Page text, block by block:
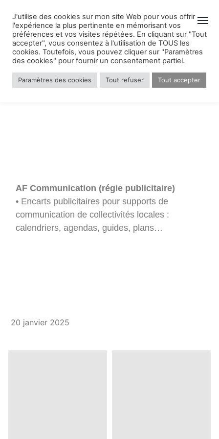
AF Communication
AF Communication (régie publicitaire)
• Encarts publicitaires pour supports de
communication de collectivités locales :
calendriers, agendas, guides, plans…
20 janvier 2025
J'utilise des cookies sur mon site Web pour vous offrir
l'expérience la plus pertinente en mémorisant vos
préférences et vos visites répétées. En cliquant sur "Tout
accepter", vous consentez à l'utilisation de TOUS les
cookies. Toutefois, vous pouvez cliquer sur "Paramètres
des cookies" pour fournir un consentement partiel.
Paramètres des cookies Tout refuser Tout accepter